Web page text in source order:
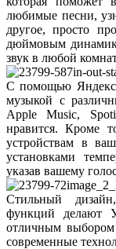
любимые песни,
другое, просто
дюймовым
звук в любой
С помощью Яндекс
музыкой с
Apple Music,
нравится. Кроме
устройствам в
установками
указав вашему
Стильный
функций делают
отличным выбором
современные